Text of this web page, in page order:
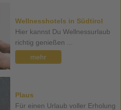
Wellnesshotels in Südtirol
Hier kannst Du Wellnessurlaub
richtig genießen ...
mehr
Plaus
Für einen Urlaub voller Erholung